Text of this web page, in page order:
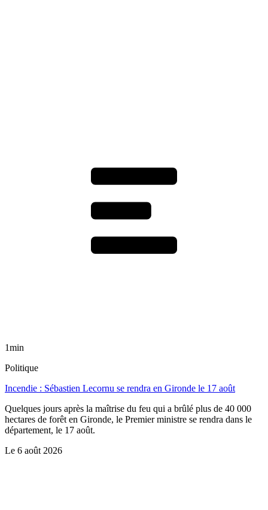
1min
Politique
Incendie : Sébastien Lecornu se rendra en Gironde le 17 août
Quelques jours après la maîtrise du feu qui a brûlé plus de 40 000
hectares de forêt en Gironde, le Premier ministre se rendra dans le
département, le 17 août.
Le 6 août 2026